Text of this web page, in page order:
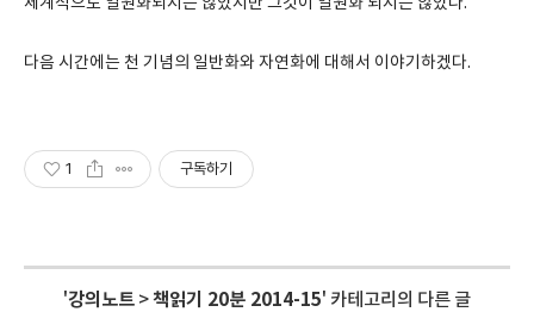
다음 시간에는 천 기념의 일반화와 자연화에 대해서 이야기하겠다.
1 구독하기
'강의노트 >책읽기 20분 2014-15' 카테고리의 다른 글